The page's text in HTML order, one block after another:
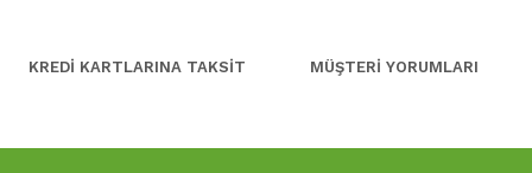
KREDİ KARTLARINA TAKSİT MÜŞTERİ YORUMLARI